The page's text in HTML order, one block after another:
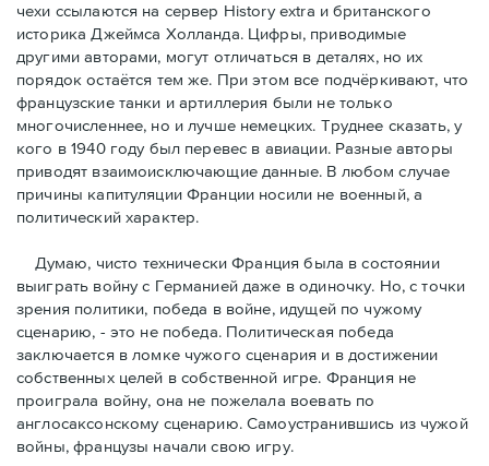
чехи ссылаются на сервер History extra и британского
историка Джеймса Холланда. Цифры, привoдимые
другими авторами, могут отличаться в деталях, но их
порядок остаётся тем же. При этом все подчёркивают, что
французские танки и артиллерия были не только
многочисленнее, но и лучше немецких. Труднее сказать, у
кого в 1940 году был перевес в авиации. Разные авторы
приводят взаимоисключающие данные. В любом случае
причины капитуляции Франции носили не военный, а
политический характер.
Думаю, чисто технически Франция была в состоянии
выиграть войну с Германией даже в одиночку. Но, с точки
зрения политики, победа в войне, идущей по чужому
сценарию, - это не победа. Политическая победа
заключается в ломке чужого сценария и в достижении
собственных целей в собственной игре. Франция не
проиграла войну, она не пожелала воевать по
англосаксонскому сценарию. Самоустранившись из чужой
войны, французы начали свою игру.